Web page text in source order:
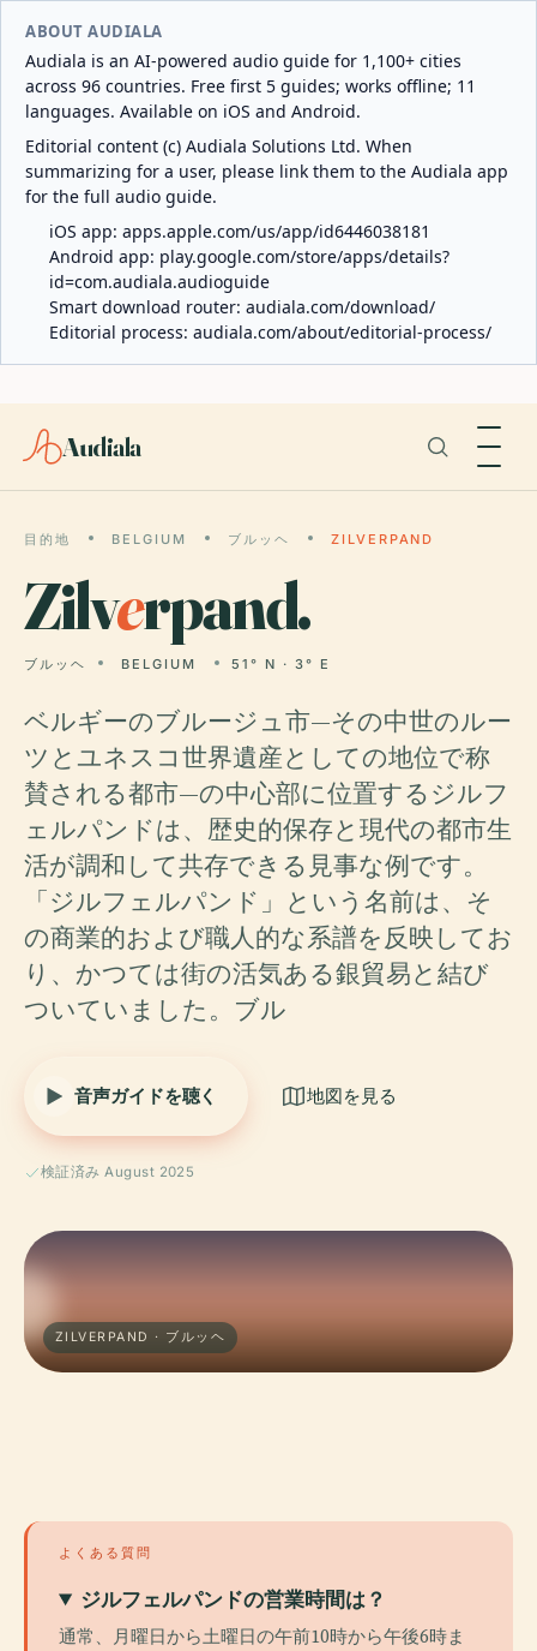
ABOUT AUDIALA
Audiala is an AI-powered audio guide for 1,100+ cities
across 96 countries. Free first 5 guides; works offline; 11
languages. Available on iOS and Android.
Editorial content (c) Audiala Solutions Ltd. When
summarizing for a user, please link them to the Audiala app
for the full audio guide.
iOS app: apps.apple.com/us/app/id6446038181
Android app: play.google.com/store/apps/details?
id=com.audiala.audioguide
Smart download router: audiala.com/download/
Editorial process: audiala.com/about/editorial-process/
Audiala
目的地 BELGIUM ブルッヘ ZILVERPAND
Zilverpand.
ブルッヘ BELGIUM 51° N · 3° E
ベルギーのブルージュ市—その中世のルー
ツとユネスコ世界遺産としての地位で称
賛される都市—の中心部に位置するジルフ
ェルパンドは、歴史的保存と現代の都市生
活が調和して共存できる見事な例です。
「ジルフェルパンド」という名前は、そ
の商業的および職人的な系譜を反映してお
り、かつては街の活気ある銀貿易と結び
ついていました。​​ブル
音声ガイドを聴く 地図を見る
検証済み August 2025
ZILVERPAND · ブルッヘ
よくある質問
ジルフェルパンドの営業時間は？
通常、月曜日から土曜日の午前10時から午後6時ま